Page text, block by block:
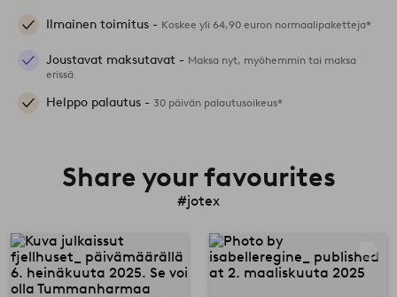
Ilmainen toimitus - Koskee yli 64,90 euron normaalipaketteja*
Joustavat maksutavat - Maksa nyt, myöhemmin tai maksa
erissä
Helppo palautus - 30 päivän palautusoikeus*
Share your favourites
#jotex